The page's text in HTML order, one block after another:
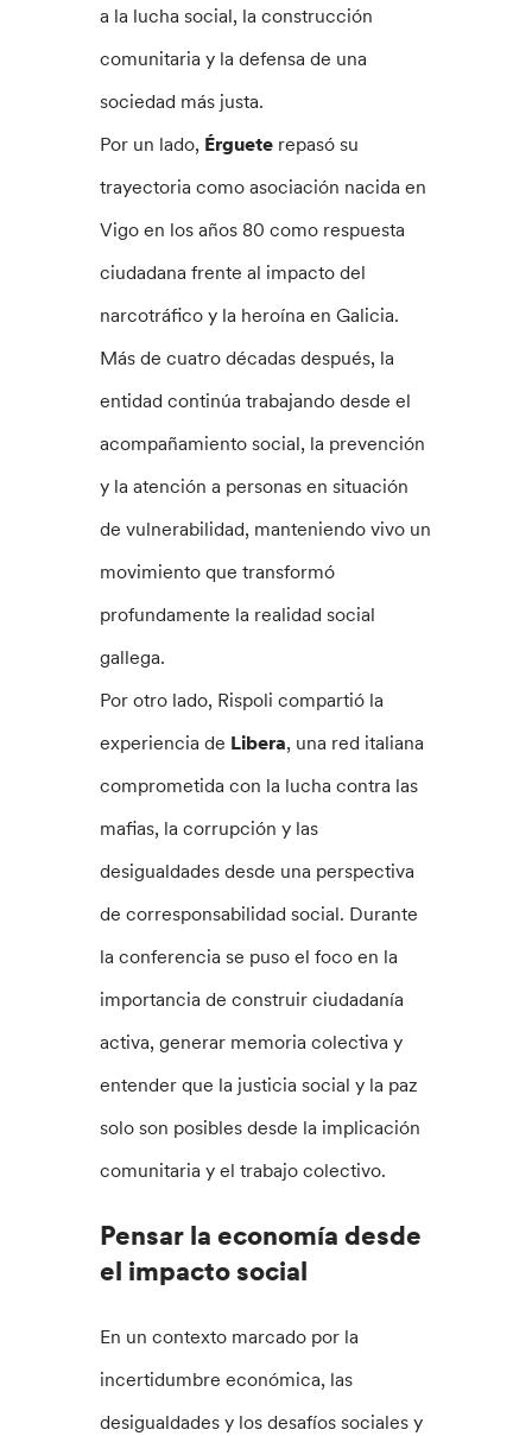
a la lucha social, la construcción
comunitaria y la defensa de una
sociedad más justa.
Por un lado, Érguete repasó su
trayectoria como asociación nacida en
Vigo en los años 80 como respuesta
ciudadana frente al impacto del
narcotráfico y la heroína en Galicia.
Más de cuatro décadas después, la
entidad continúa trabajando desde el
acompañamiento social, la prevención
y la atención a personas en situación
de vulnerabilidad, manteniendo vivo un
movimiento que transformó
profundamente la realidad social
gallega.
Por otro lado, Rispoli compartió la
experiencia de Libera, una red italiana
comprometida con la lucha contra las
mafias, la corrupción y las
desigualdades desde una perspectiva
de corresponsabilidad social. Durante
la conferencia se puso el foco en la
importancia de construir ciudadanía
activa, generar memoria colectiva y
entender que la justicia social y la paz
solo son posibles desde la implicación
comunitaria y el trabajo colectivo.
Pensar la economía desde
el impacto social
En un contexto marcado por la
incertidumbre económica, las
desigualdades y los desafíos sociales y